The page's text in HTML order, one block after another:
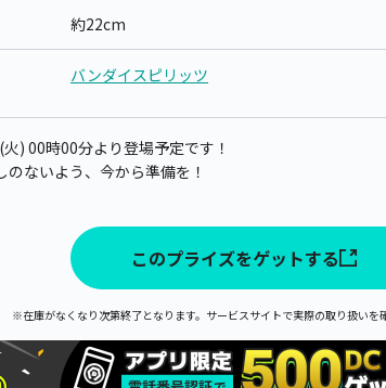
約22cm
バンダイスピリッツ
) 00時00分より登場予定です！
ないよう、今から準備を！
このプライズをゲットする
※在庫がなくなり次第終了となります。サービスサイトで実際の取り扱いを